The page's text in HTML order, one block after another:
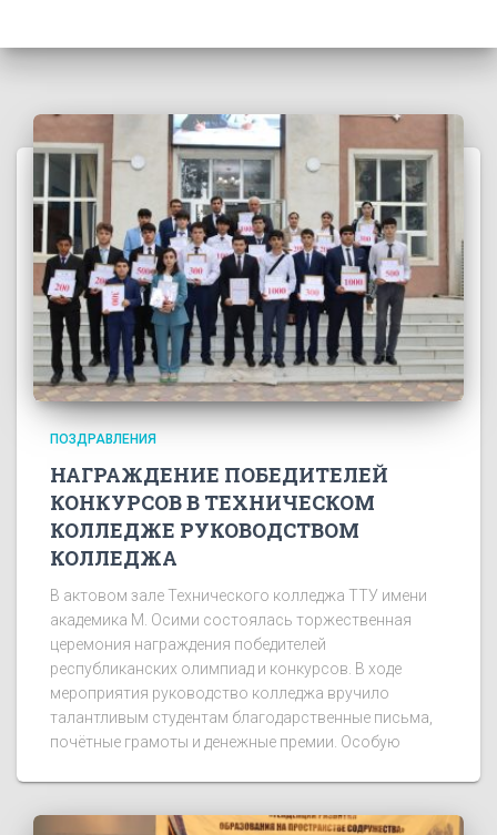
ПОЗДРАВЛЕНИЯ
НАГРАЖДЕНИЕ ПОБЕДИТЕЛЕЙ
КОНКУРСОВ В ТЕХНИЧЕСКОМ
КОЛЛЕДЖЕ РУКОВОДСТВОМ
КОЛЛЕДЖА
В актовом зале Технического колледжа ТТУ имени
академика М. Осими состоялась торжественная
церемония награждения победителей
республиканских олимпиад и конкурсов. В ходе
мероприятия руководство колледжа вручило
талантливым студентам благодарственные письма,
почётные грамоты и денежные премии. Особую